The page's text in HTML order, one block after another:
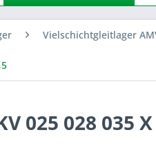
Vielschichtgleitlager
025 028 035